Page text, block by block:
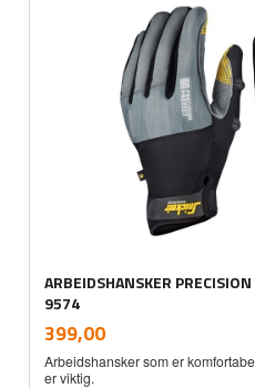
ARBEIDSHANSKER
9574
Pris
399,00mva.
Arbeidshansker som er
er viktig.